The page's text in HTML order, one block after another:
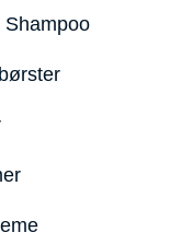
Shampoo